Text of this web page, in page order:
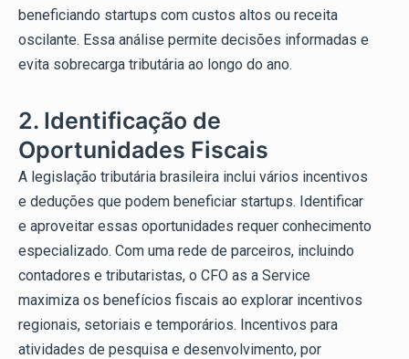
beneficiando startups com custos altos ou receita
oscilante. Essa análise permite decisões informadas e
evita sobrecarga tributária ao longo do ano.
2. Identificação de
Oportunidades Fiscais
A legislação tributária brasileira inclui vários incentivos
e deduções que podem beneficiar startups. Identificar
e aproveitar essas oportunidades requer conhecimento
especializado. Com uma rede de parceiros, incluindo
contadores e tributaristas, o CFO as a Service
maximiza os benefícios fiscais ao explorar incentivos
regionais, setoriais e temporários. Incentivos para
atividades de pesquisa e desenvolvimento, por